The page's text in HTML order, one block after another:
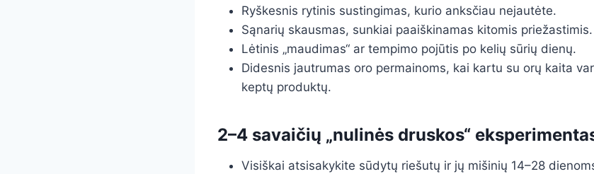
Ryškesnis rytinis sustingimas, kurio anksčiau nejautėte.
Sąnarių skausmas, sunkiai paaiškinamas kitomis priežastimis.
Lėtinis „maudimas“ ar tempimo pojūtis po kelių sūrių dienų.
Didesnis jautrumas oro permainoms, kai kartu su orų kaita
keptų produktų.
2–4 savaičių „nulinės druskos“
Visiškai atsisakykite sūdytų riešutų ir jų mišinių 14–28